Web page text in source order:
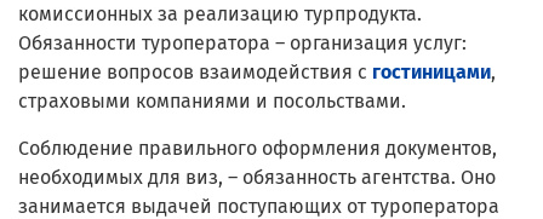
комиссионных за реализацию турпродукта.
Обязанности туроператора – организация услуг:
решение вопросов взаимодействия с гостиницами,
страховыми компаниями и посольствами.
Соблюдение правильного оформления документов,
необходимых для виз, – обязанность агентства. Оно
занимается выдачей поступающих от туроператора